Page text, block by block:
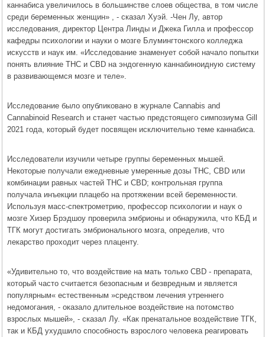
каннабиса увеличилось в большинстве слоев общества, в том числе
среди беременных женщин» , - сказал Хуэй. -Чен Лу, автор
исследования, директор Центра Линды и Джека Гилла и профессор
кафедры психологии и науки о мозге Блумингтонского колледжа
искусств и наук им. «Исследование знаменует собой начало попытки
понять влияние THC и CBD на эндогенную каннабиноидную систему
в развивающемся мозге и теле».
Исследование было опубликовано в журнале Cannabis and
Cannabinoid Research и станет частью предстоящего симпозиума Gill
2021 года, который будет посвящен исключительно теме каннабиса.
Исследователи изучили четыре группы беременных мышей.
Некоторые получали ежедневные умеренные дозы THC, CBD или
комбинации равных частей THC и CBD; контрольная группа
получала инъекции плацебо на протяжении всей беременности.
Используя масс-спектрометрию, профессор психологии и наук о
мозге Хизер Брэдшоу проверила эмбрионы и обнаружила, что КБД и
ТГК могут достигать эмбрионального мозга, определив, что
лекарство проходит через плаценту.
«Удивительно то, что воздействие на мать только CBD - препарата,
который часто считается безопасным и безвредным и является
популярным« естественным »средством лечения утреннего
недомогания, - оказало длительное воздействие на потомство
взрослых мышей», - сказал Лу. «Как пренатальное воздействие ТГК,
так и КБД ухудшило способность взрослого человека реагировать